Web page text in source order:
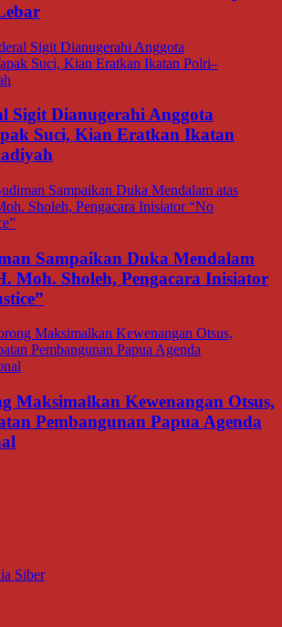
Sigit Dianugerahi Anggota
Suci, Kian Eratkan Ikatan
Sampaikan Duka Mendalam
Moh. Sholeh, Pengacara Inisiator
Maksimalkan Kewenangan Otsus,
Pembangunan Papua Agenda
Siber